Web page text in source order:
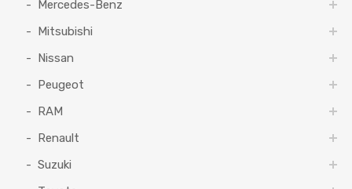
Mercedes-Benz
Mitsubishi
Nissan
Peugeot
RAM
Renault
Suzuki